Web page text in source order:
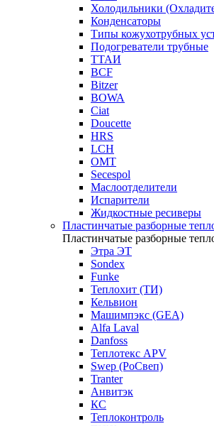
Холодильники
Конденсаторы
Типы кожухотрубных
Подогреватели трубные
ТТАИ
BCF
Bitzer
BOWA
Ciat
Doucette
HRS
LCH
OMT
Secespol
Маслоотделители
Испарители
Жидкостные ресиверы
Пластинчатые разборные
Пластинчатые разборные
Этра ЭТ
Sondex
Funke
Теплохит (ТИ)
Кельвион
Машимпэкс (GEA)
Alfa Laval
Danfoss
Теплотекс APV
Swep (РоСвеп)
Tranter
Анвитэк
КС
Теплоконтроль